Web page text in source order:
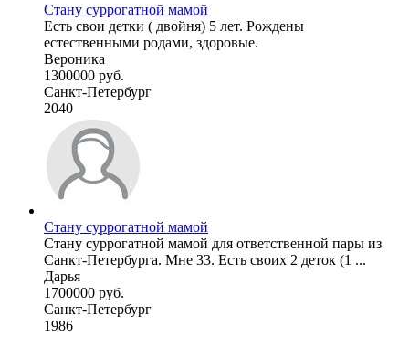
Стану суррогатной мамой
Есть свои детки ( двойня) 5 лет. Рождены
естественными родами, здоровые.
Вероника
1300000 руб.
Санкт-Петербург
2040
Стану суррогатной мамой
Стану суррогатной мамой для ответственной пары из
Санкт-Петербурга. Мне 33. Есть своих 2 деток (1 ...
Дарья
1700000 руб.
Санкт-Петербург
1986